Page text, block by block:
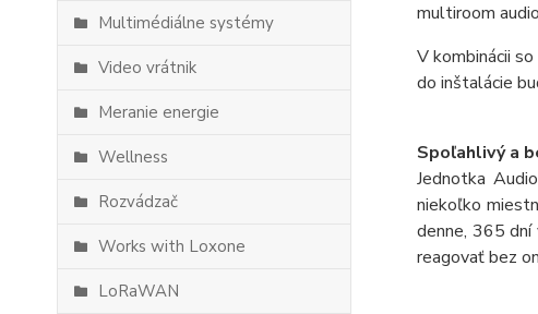
Multimédiálne systémy
Video vrátnik
Meranie energie
Wellness
Rozvádzač
Works with Loxone
LoRaWAN
multiroom
V kombinácii
do inštalácie
Spoľahlivý a
Jednotka
niekoľko
denne, 365
reagovať bez